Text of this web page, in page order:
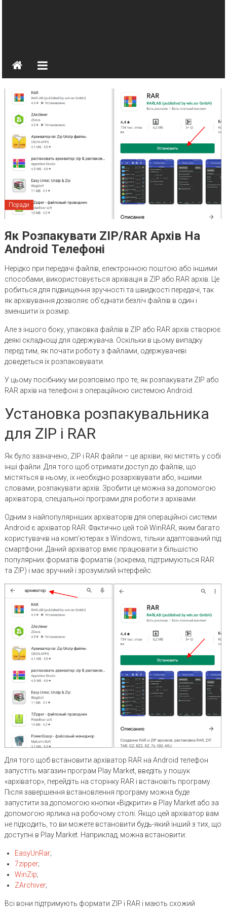
Поради
Як Розпакувати ZIP/RAR Архів На
Android Телефоні
Нерідко при передачі файлів, електронною поштою або іншими
способами, використовується архівація в ZIP або RAR архів. Це
робиться для підвищення зручності та швидкості передачі, так
як архівування дозволяє об’єднати безліч файлів в один і
зменшити їх розмір.
Але з іншого боку, упаковка файлів в ZIP або RAR архів створює
деякі складнощі для одержувача. Оскільки в цьому випадку
перед тим, як почати роботу з файлами, одержувачеві
доведеться їх розпаковувати.
У цьому посібнику ми розповімо про те, як розпакувати ZIP або
RAR архів на телефоні з операційною системою Android.
Установка розпакувальника
для ZIP і RAR
Як було зазначено, ZIP і RAR файли – це архіви, які містять у собі
інші файли. Для того щоб отримати доступ до файлів, що
містяться в ньому, їх необхідно розархівувати або, іншими
словами, розпакувати архів. Зробити це можна за допомогою
архіватора, спеціальної програми для роботи з архівами.
Одним з найпопулярніших архіваторів для операційної системи
Android є архіватор RAR. Фактично цей той WinRAR, яким багато
користувачів на комп’ютерах з Windows, тільки адаптований під
смартфони. Даний архіватор вміє працювати з більшістю
популярних форматів форматів (зокрема, підтримуються RAR
та ZIP) і має зручний і зрозумілий інтерфейс.
Для того щоб встановити архіватор RAR на Android телефон
запустіть магазин програм Play Market, введіть у пошук
«архіватор», перейдіть на сторінку RAR і встановіть програму.
Після завершення встановлення програму можна буде
запустити за допомогою кнопки «Відкрити» в Play Market або за
допомогою ярлика на робочому столі. Якщо цей архіватор вам
не підходить, то ви можете встановити будь-який інший з тих, що
доступні в Play Market. Наприклад, можна встановити:
EasyUnRar;
7zipper;
WinZip;
ZArchiver;
Всі вони підтримують формати ZIP і RAR і мають схожий